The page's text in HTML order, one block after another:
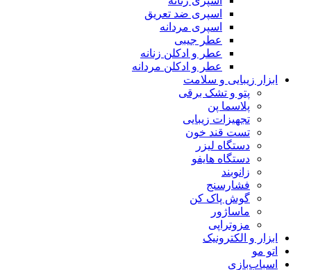
اسپری ضد تعریق
اسپری مردانه
عطر جیبی
عطر و ادکلن زنانه
عطر و ادکلن مردانه
ابزار زیبایی و سلامت
پتو و تشک برقی
پلاسما پن
تجهیزات زیبایی
تست قند خون
دستگاه لیزر
دستگاه هایفو
زانوبند
فشارسنج
گوش پاک کن
ماساژور
مزوتراپی
ابزار و الکترونیک
اتو مو
اسباب‌بازی